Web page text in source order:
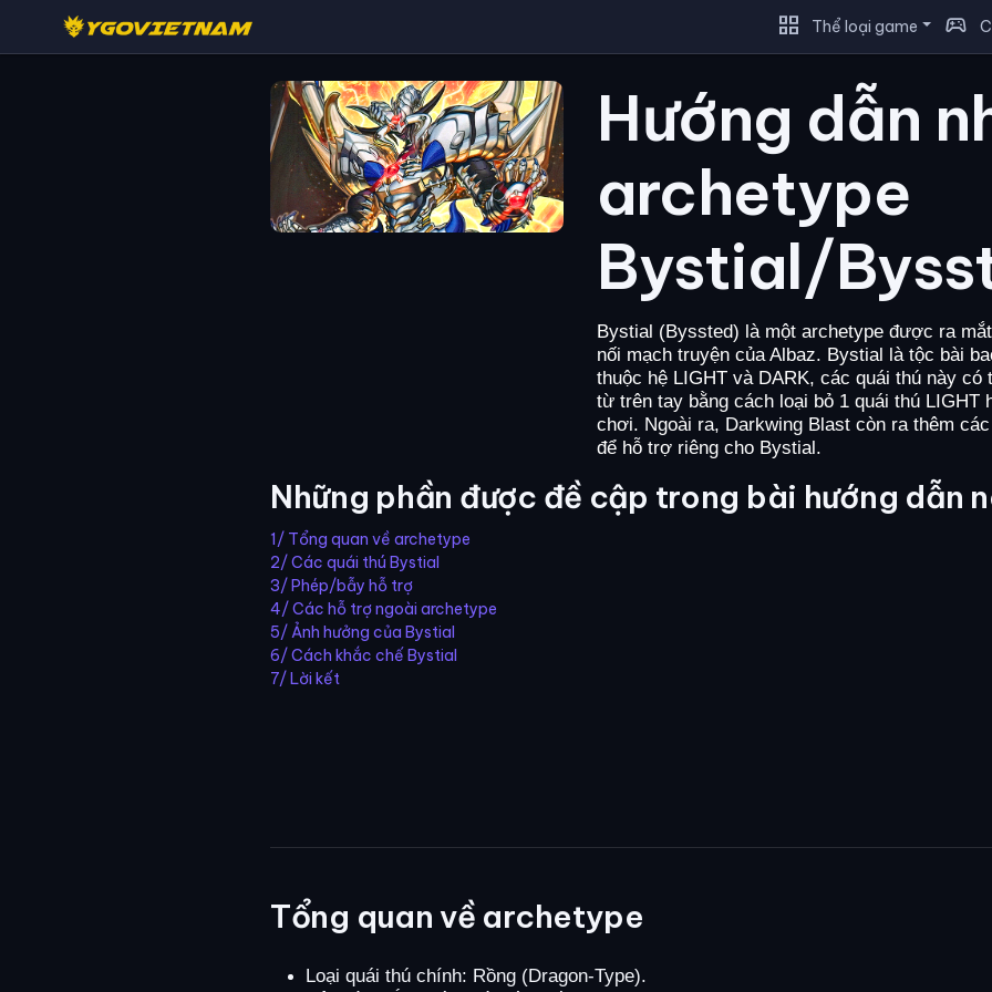
grid_view Thể loại game sports_esports
Hướng dẫn
archetype
Bystial/
Bystial (Byssted) là một archetype được ra
nối mạch truyện của Albaz. Bystial là tộc bài
thuộc hệ LIGHT và DARK, các quái thú này
từ trên tay bằng cách loại bỏ 1 quái thú
chơi. Ngoài ra, Darkwing Blast còn ra thêm
để hỗ trợ riêng cho Bystial.
Những phần được đề cập trong bài hướng dẫn
1/ Tổng quan về archetype
2/ Các quái thú Bystial
3/ Phép/bẫy hỗ trợ
4/ Các hỗ trợ ngoài archetype
5/ Ảnh hưởng của Bystial
6/ Cách khắc chế Bystial
7/ Lời kết
Tổng quan về archetype
Loại quái thú chính: Rồng (Dragon-Type).